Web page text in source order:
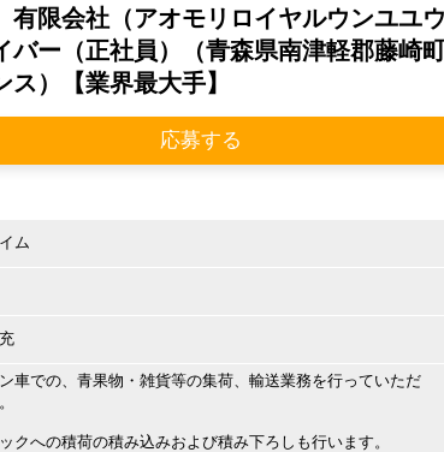
限会社（アオモリロイヤルウンユユ
バー（正社員）（青森県南津軽郡藤崎
）【業界最大手】
応募する
ム
ン車での、青果物・雑貨等の集荷、輸送業務を行っていただ
クへの積荷の積み込みおよび積み下ろしも行います。